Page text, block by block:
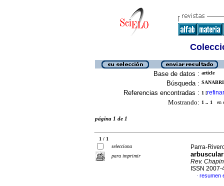
Base de datos : article
Búsqueda :
Referencias encontradas : 1 [refinar
Mostrando: 1 .. 1 en
página 1 de 1
1 / 1
selecciona
para imprimir
Parra-
Rev.
ISSN 2007-
· resumen